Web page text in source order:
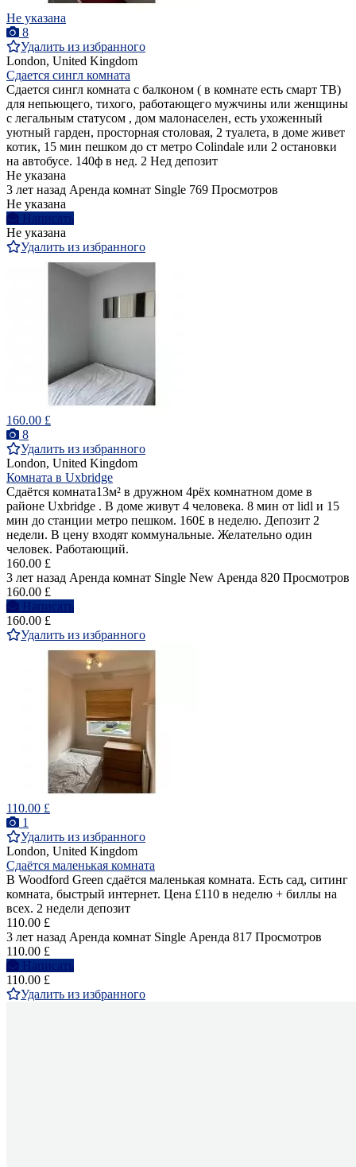
Не указана
8
Удалить из избранного
London, United Kingdom
Сдается сингл комната
Сдается сингл комната с балконом ( в комнате есть смарт ТВ)
для непьющего, тихого, работающего мужчины или женщины
с легальным статусом , дом малонаселен, есть ухоженный
уютный гарден, просторная столовая, 2 туалета, в доме живет
котик, 15 мин пешком до ст метро Colindale или 2 остановки
на автобусе. 140ф в нед. 2 Нед депозит
Не указана
3 лет назад Аренда комнат Single 769 Просмотров
Не указана
Написать
Не указана
Удалить из избранного
160.00 £
8
Удалить из избранного
London, United Kingdom
Комната в Uxbridge
Сдаётся комната13м² в дружном 4рёх комнатном доме в
районе Uxbridge . В доме живут 4 человека. 8 мин от lidl и 15
мин до станции метро пешком. 160£ в неделю. Депозит 2
недели. В цену входят коммунальные. Желательно один
человек. Работающий.
160.00 £
3 лет назад Аренда комнат Single New Аренда 820 Просмотров
160.00 £
Написать
160.00 £
Удалить из избранного
110.00 £
1
Удалить из избранного
London, United Kingdom
Сдаётся маленькая комната
В Woodford Green сдаётся маленькая комната. Есть сад, ситинг
комната, быстрый интернет. Цена £110 в неделю + биллы на
всех. 2 недели депозит
110.00 £
3 лет назад Аренда комнат Single Аренда 817 Просмотров
110.00 £
Написать
110.00 £
Удалить из избранного